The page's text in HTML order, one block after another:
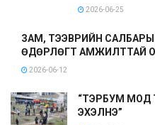
2026-06-25
ЗАМ, ТЭЭВРИЙН
ӨДӨРЛӨГТ АМЖИЛТТАЙ
2026-06-12
“ТЭРБУМ МОД
ЭХЭЛНЭ”